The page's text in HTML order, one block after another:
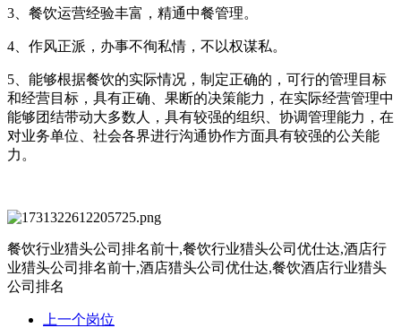
3、餐饮运营经验丰富，精通中餐管理。
4、作风正派，办事不徇私情，不以权谋私。
5、能够根据餐饮的实际情况，制定正确的，可行的管理目标
和经营目标，具有正确、果断的决策能力，在实际经营管理中
能够团结带动大多数人，具有较强的组织、协调管理能力，在
对业务单位、社会各界进行沟通协作方面具有较强的公关能
力。
餐饮行业猎头公司排名前十,餐饮行业猎头公司优仕达,酒店行
业猎头公司排名前十,酒店猎头公司优仕达,餐饮酒店行业猎头
公司排名
上一个岗位